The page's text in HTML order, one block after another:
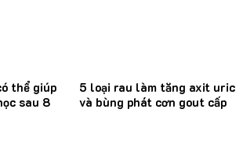
thể giúp
sau 8
5 loại rau làm tăng axit uric
và bùng phát cơn gout cấp